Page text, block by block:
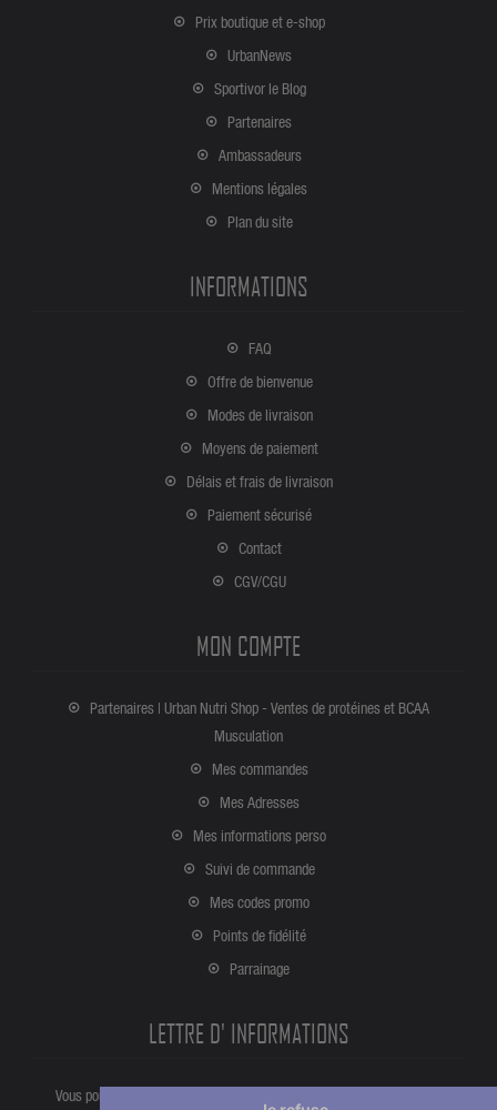
Prix boutique et e-shop
UrbanNews
Sportivor le Blog
Partenaires
Ambassadeurs
Mentions légales
Plan du site
INFORMATIONS
FAQ
Offre de bienvenue
Modes de livraison
Moyens de paiement
Délais et frais de livraison
Paiement sécurisé
Contact
CGV/CGU
MON COMPTE
Partenaires | Urban Nutri Shop - Ventes de protéines et BCAA
Musculation
Mes commandes
Mes Adresses
Mes informations perso
Suivi de commande
Mes codes promo
Points de fidélité
Parrainage
LETTRE D' INFORMATIONS
Vous pouvez vous désinscrire à tout moment directement partir de la